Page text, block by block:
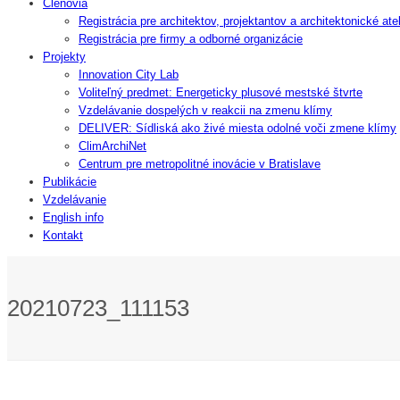
Členovia
Registrácia pre architektov, projektantov a architektonické
Registrácia pre firmy a odborné organizácie
Projekty
Innovation City Lab
Voliteľný predmet: Energeticky plusové mestské štvrte
Vzdelávanie dospelých v reakcii na zmenu klímy
DELIVER: Sídliská ako živé miesta odolné voči zmene klímy
ClimArchiNet
Centrum pre metropolitné inovácie v Bratislave
Publikácie
Vzdelávanie
English info
Kontakt
20210723_111153